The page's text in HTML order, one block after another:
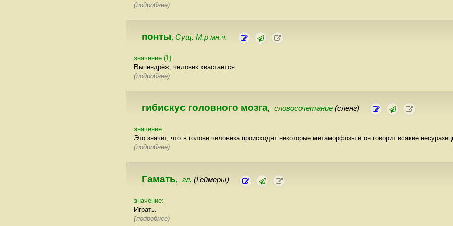
(подробнее)
понты, Сущ. М.р мн.ч.
значение (1):
Выпендрёж, человек хвастается.
(подробнее)
гибискус головного мозга, словосочетание (сленг)
значение:
Это значит, что в голове человека происходят некоторые метаморфозы и он говорит всякие
(подробнее)
Гамать, гл. (Геймеры)
значение:
Играть.
(подробнее)